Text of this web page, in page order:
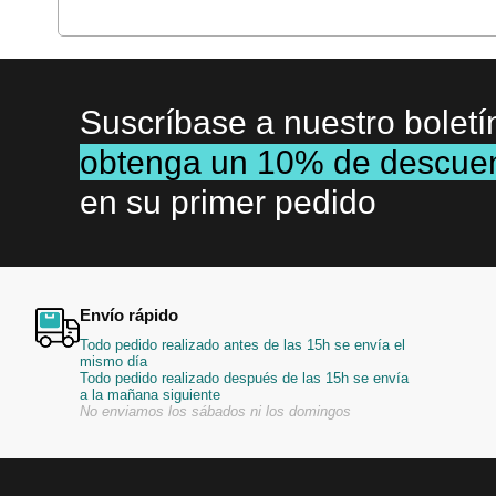
Suscríbase a nuestro
obtenga un 10% de
en su primer pedido
Envío rápido
Todo pedido realizado antes de las 15h se envía el
mismo día
Todo pedido realizado después de las 15h se envía
a la mañana siguiente
No enviamos los sábados ni los domingos